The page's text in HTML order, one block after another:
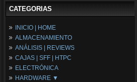
CATEGORIAS
INICIO | HOME
ALMACENAMIENTO
ANÁLISIS | REVIEWS
CAJAS | SFF | HTPC
ELECTRÓNICA
HARDWARE ▼